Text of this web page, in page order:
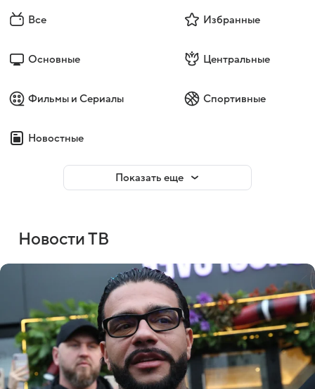
Все Избранные
Основные Центральные
Фильмы и Сериалы Спортивные
Новостные
Показать еще
Новости ТВ